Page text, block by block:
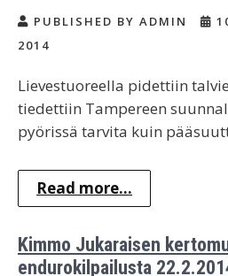
PUBLISHED BY ADMIN
2014
Lievestuoreella pidettiin
tiedettiin Tampereen
pyörissä tarvita kuin
Read more...
Kimmo Jukaraisen
endurokilpailusta